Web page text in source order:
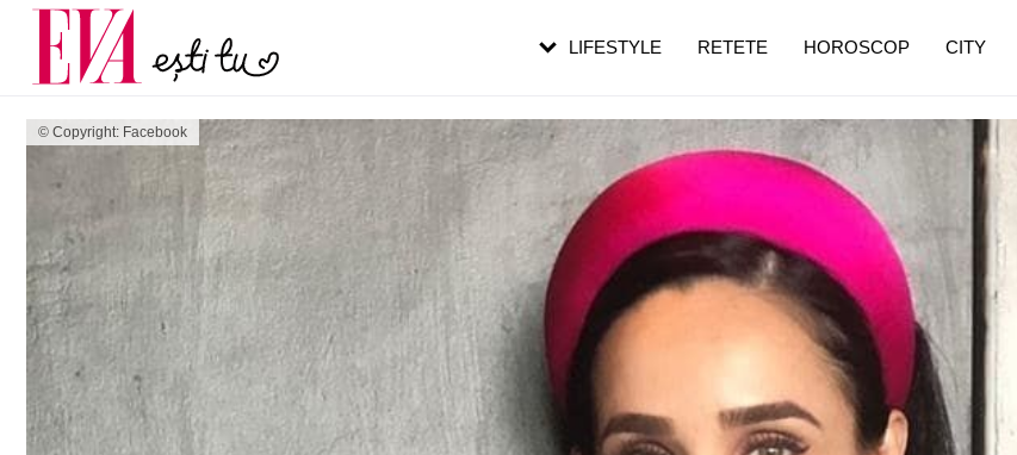
© Copyright: Facebook
LIFESTYLE RETETE HOROSCOP CITY
Carieră
Actualitate
pe măsură ce înaintezi în vârstă